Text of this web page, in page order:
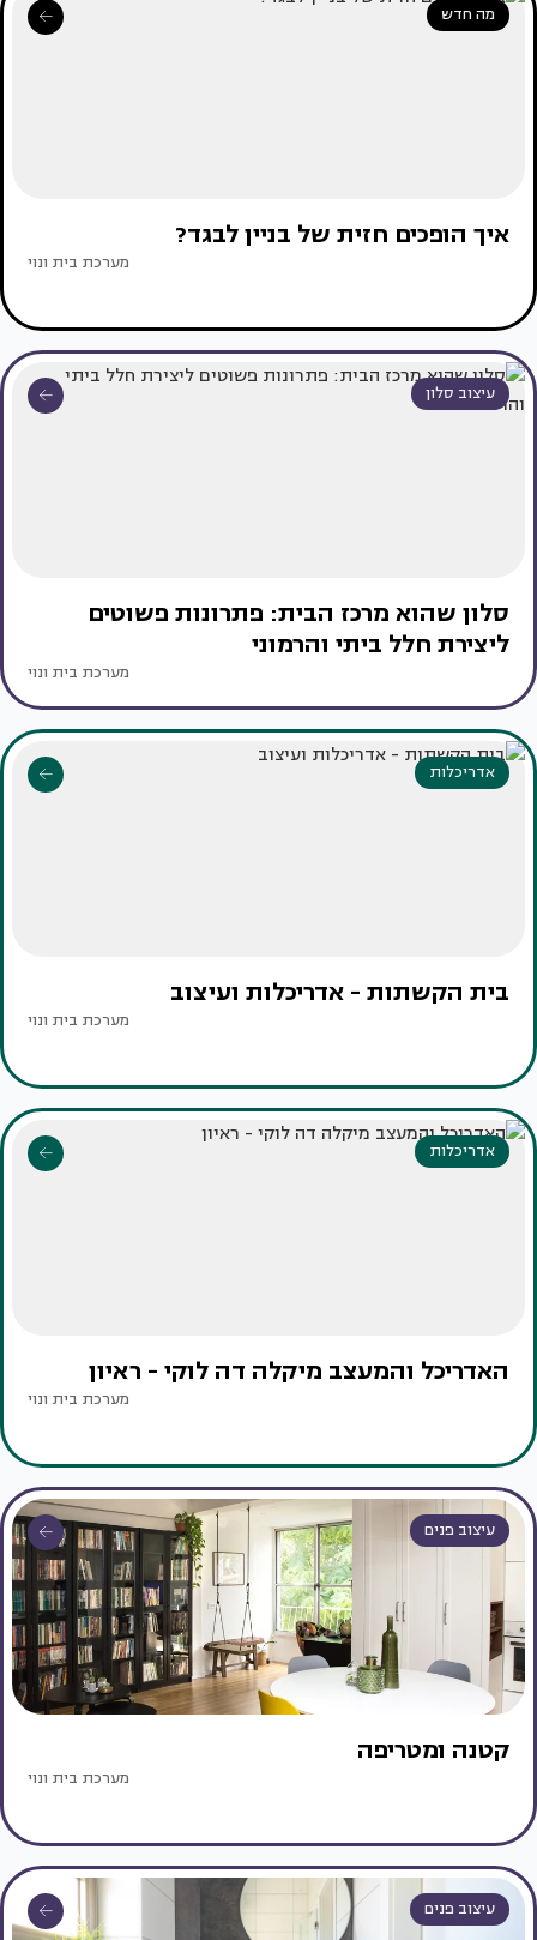
מה חדש
איך הופכים חזית של בניין לבגד?
מערכת בית ונוי
עיצוב סלון
סלון שהוא מרכז הבית: פתרונות פשוטים
ליצירת חלל ביתי והרמוני
מערכת בית ונוי
אדריכלות
בית הקשתות - אדריכלות ועיצוב
מערכת בית ונוי
אדריכלות
האדריכל והמעצב מיקלה דה לוקי - ראיון
מערכת בית ונוי
עיצוב פנים
קטנה ומטריפה
מערכת בית ונוי
עיצוב פנים